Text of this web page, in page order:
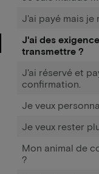
J'ai payé mais je
J'ai des
transmettre ?
J'ai réservé et
confirmation.
Je veux
Je veux rester
Mon animal de
?